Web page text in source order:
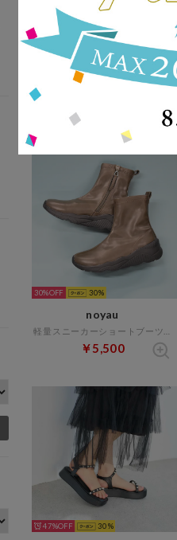
30
noyau
30% 30
noyau
￥5,500
47% 30